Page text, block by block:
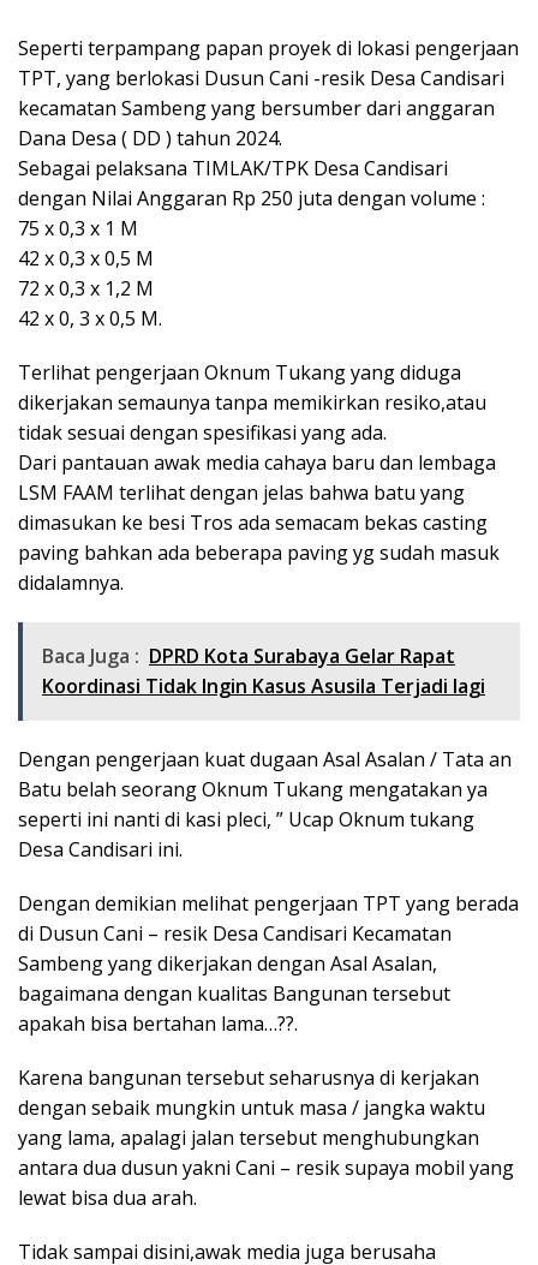
Seperti terpampang papan proyek di lokasi pengerjaan
TPT, yang berlokasi Dusun Cani -resik Desa Candisari
kecamatan Sambeng yang bersumber dari anggaran
Dana Desa ( DD ) tahun 2024.
Sebagai pelaksana TIMLAK/TPK Desa Candisari
dengan Nilai Anggaran Rp 250 juta dengan volume :
75 x 0,3 x 1 M
42 x 0,3 x 0,5 M
72 x 0,3 x 1,2 M
42 x 0, 3 x 0,5 M.
Terlihat pengerjaan Oknum Tukang yang diduga
dikerjakan semaunya tanpa memikirkan resiko,atau
tidak sesuai dengan spesifikasi yang ada.
Dari pantauan awak media cahaya baru dan lembaga
LSM FAAM terlihat dengan jelas bahwa batu yang
dimasukan ke besi Tros ada semacam bekas casting
paving bahkan ada beberapa paving yg sudah masuk
didalamnya.
Baca Juga : DPRD Kota Surabaya Gelar Rapat
Koordinasi Tidak Ingin Kasus Asusila Terjadi lagi
Dengan pengerjaan kuat dugaan Asal Asalan / Tata an
Batu belah seorang Oknum Tukang mengatakan ya
seperti ini nanti di kasi pleci, ” Ucap Oknum tukang
Desa Candisari ini.
Dengan demikian melihat pengerjaan TPT yang berada
di Dusun Cani – resik Desa Candisari Kecamatan
Sambeng yang dikerjakan dengan Asal Asalan,
bagaimana dengan kualitas Bangunan tersebut
apakah bisa bertahan lama…??.
Karena bangunan tersebut seharusnya di kerjakan
dengan sebaik mungkin untuk masa / jangka waktu
yang lama, apalagi jalan tersebut menghubungkan
antara dua dusun yakni Cani – resik supaya mobil yang
lewat bisa dua arah.
Tidak sampai disini,awak media juga berusaha